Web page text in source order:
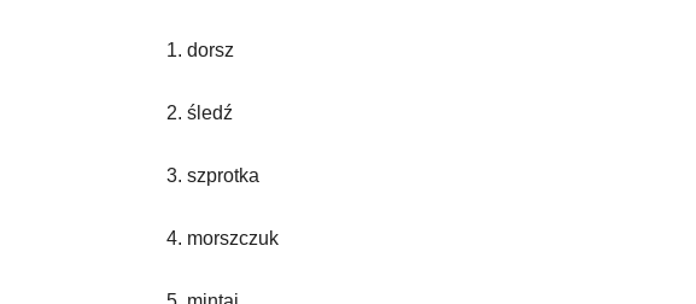
1. dorsz
2. śledź
3. szprotka
4. morszczuk